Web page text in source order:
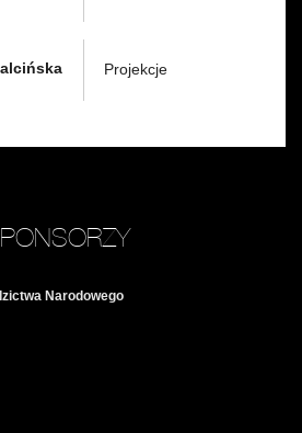
Projekcje
Narodowego